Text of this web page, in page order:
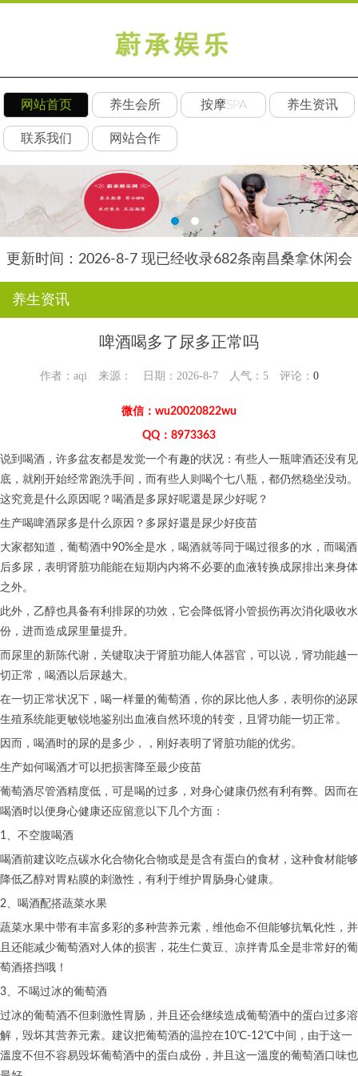
网站首页 养生会所 按摩SPA 养生资讯
联系我们 网站合作
更新时间：2026-8-7 现已经收录682条南昌桑拿休闲会
养生资讯
啤酒喝多了尿多正常吗
作者：aqi 来源： 日期：2026-8-7 人气： 5评论： 0
微信：wu20020822wu
QQ：8973363
说到喝酒，许多盆友都是发觉一个有趣的状况：有些人一瓶啤酒还没有见
底，就刚开始经常跑洗手间，而有些人则喝个七八瓶，都仍然稳坐没动。
这究竟是什么原因呢？喝酒是多尿好呢還是尿少好呢？
生产喝啤酒尿多是什么原因？多尿好還是尿少好疫苗
大家都知道，葡萄酒中90%全是水，喝酒就等同于喝过很多的水，而喝酒
后多尿，表明肾脏功能能在短期内内将不必要的血液转换成尿排出来身体
之外。
此外，乙醇也具备有利排尿的功效，它会降低肾小管损伤再次消化吸收水
份，进而造成尿里量提升。
而尿里的新陈代谢，关键取决于肾脏功能人体器官，可以说，肾功能越一
切正常，喝酒以后尿越大。
在一切正常状况下，喝一样量的葡萄酒，你的尿比他人多，表明你的泌尿
生殖系统能更敏锐地鉴别出血液自然环境的转变，且肾功能一切正常。
因而，喝酒时的尿的是多少，，刚好表明了肾脏功能的优劣。
生产如何喝酒才可以把损害降至最少疫苗
葡萄酒尽管酒精度低，可是喝的过多，对身心健康仍然有利有弊。因而在
喝酒时以便身心健康还应留意以下几个方面：
1、不空腹喝酒
喝酒前建议吃点碳水化合物化合物或是是含有蛋白的食材，这种食材能够
降低乙醇对胃粘膜的刺激性，有利于维护胃肠身心健康。
2、喝酒配搭蔬菜水果
蔬菜水果中带有丰富多彩的多种营养元素，维他命不但能够抗氧化性，并
且还能减少葡萄酒对人体的损害，花生仁黄豆、凉拌青瓜全是非常好的葡
萄酒搭挡哦！
3、不喝过冰的葡萄酒
过冰的葡萄酒不但刺激性胃肠，并且还会继续造成葡萄酒中的蛋白过多溶
解，毁坏其营养元素。建议把葡萄酒的温控在10℃-12℃中间，由于这一
溫度不但不容易毁坏葡萄酒中的蛋白成份，并且这一溫度的葡萄酒口味也